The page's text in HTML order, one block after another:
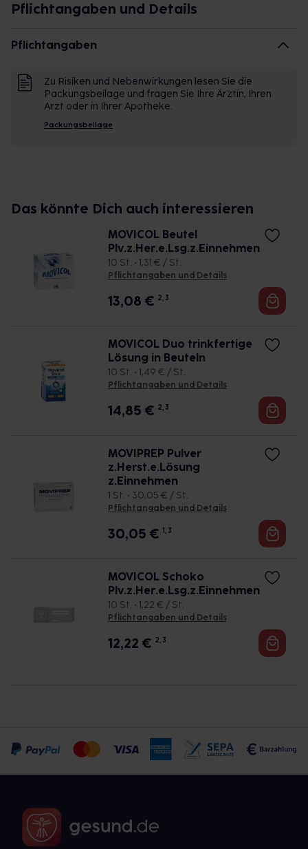
Pflichtangaben und Details
Pflichtangaben
Zu Risiken und Nebenwirkungen lesen Sie die
Packungsbeilage und fragen Sie Ihre Ärztin, Ihren
Arzt oder in Ihrer Apotheke.
Packungsbeilage
Das könnte Dich auch interessieren
MOVICOL Beutel
Plv.z.Her.e.Lsg.z.Einnehmen
10 St. • 1,31 € / St.
Pflichtangaben und Details
13,08 € 2, 3
MOVICOL Duo trinkfertige
Lösung in Beuteln
10 St. • 1,49 € / St.
Pflichtangaben und Details
14,85 € 2, 3
MOVIPREP Pulver
z.Herst.e.Lösung
z.Einnehmen
1 St. • 30,05 € / St.
Pflichtangaben und Details
30,05 € 1, 3
MOVICOL Schoko
Plv.z.Her.e.Lsg.z.Einnehmen
10 St. • 1,22 € / St.
Pflichtangaben und Details
12,22 € 2, 3